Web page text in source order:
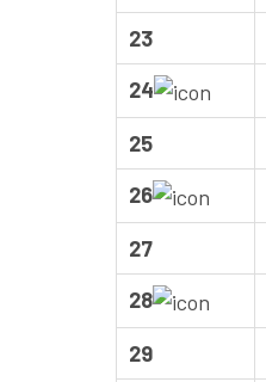
23
24
25
26
27
28
29